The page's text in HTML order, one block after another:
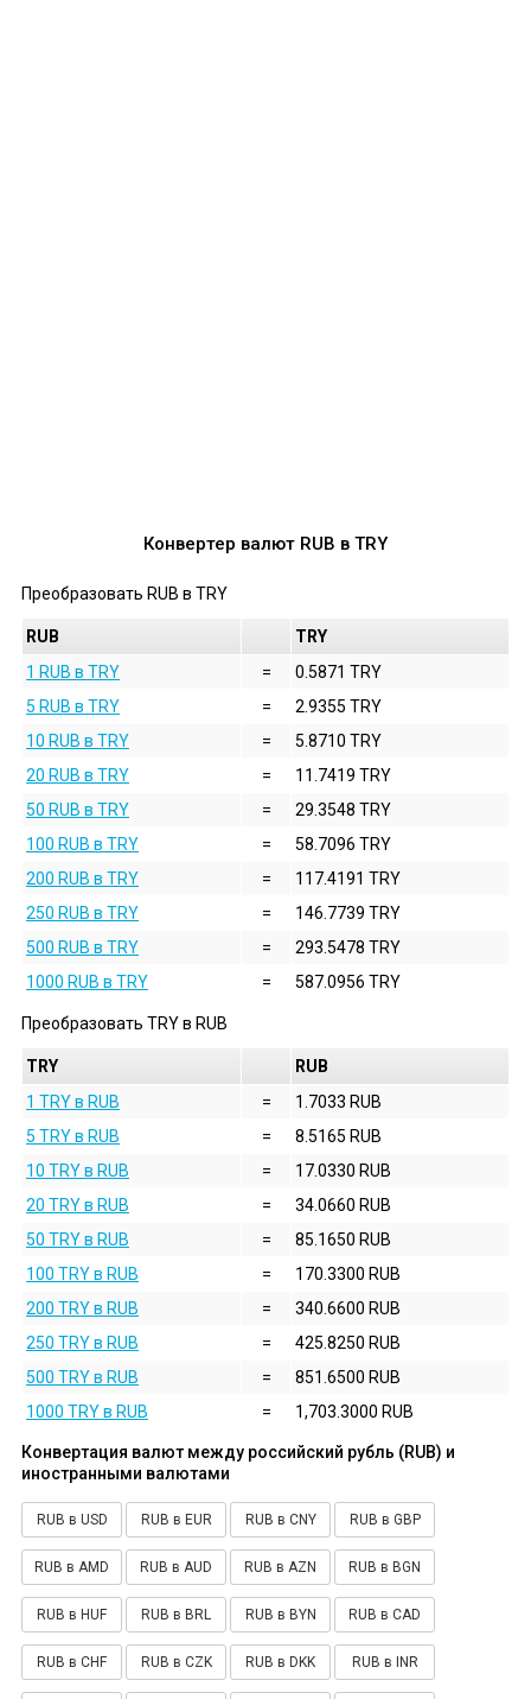
Конвертер валют RUB в TRY
Преобразовать RUB в TRY
RUB
TRY
1 RUB в TRY
=
0.5871 TRY
5 RUB в TRY
=
2.9355 TRY
10 RUB в TRY
=
5.8710 TRY
20 RUB в TRY
=
11.7419 TRY
50 RUB в TRY
=
29.3548 TRY
100 RUB в TRY
=
58.7096 TRY
200 RUB в TRY
=
117.4191 TRY
250 RUB в TRY
=
146.7739 TRY
500 RUB в TRY
=
293.5478 TRY
1000 RUB в TRY
= 587.0956 TRY
Преобразовать TRYв RUB
TRY
RUB
1 TRY в RUB
=
1.7033 RUB
5 TRY в RUB
=
8.5165 RUB
10 TRY в RUB
=
17.0330 RUB
20 TRY в RUB
=
34.0660 RUB
50 TRY в RUB
=
85.1650 RUB
100 TRY в RUB
=
170.3300 RUB
200 TRY в RUB
=
340.6600 RUB
250 TRY в RUB
=
425.8250 RUB
500 TRY в RUB
=
851.6500 RUB
1000 TRY в RUB
= 1,703.3000 RUB
Конвертация валют между российский рубль (RUB) и
иностранными валютами
RUB в USD RUB в EUR RUB в CNY RUB в GBP
RUB в AMD RUB в AUD RUB в AZN RUB в BGN
RUB в HUF RUB в BRL RUB в BYN RUB в CAD
RUB в CHF RUB в CZK RUB в DKK RUB в INR